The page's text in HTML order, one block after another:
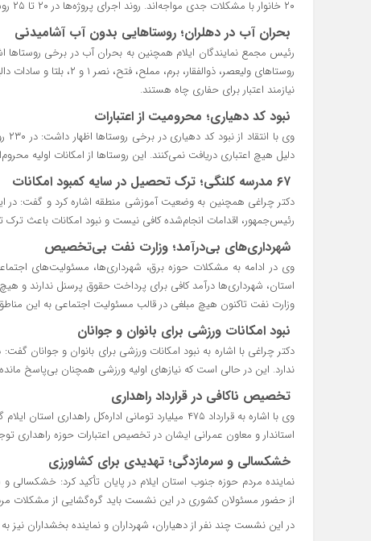
۲۰ خانوار با مشکلات جدی مواجه‌اند. روند اجرای پروژه‌ها در ۲۰ تا ۲۵ روستا کند است و سایر روستاها همچنان بلاتکلیف مانده‌اند.
بحران آب در دهلران؛ روستاهایی بدون آب آشامیدنی
رئیس مجمع نمایندگان ایلام همچنین به بحران آب در برخی روستاها
روستاهای ولیعصر،
نیازمند اعتبار برای حفاری چاه هستند.
نبود کد دهیاری؛ محرومیت از اعتبارات
دلیل هیچ اعتباری دریافت نمی‌کنند. این روستاها از امکانات اولیه
رئیس‌جمهور، اقدامات انجام‌شده کافی نیست و نبود امکانات باعث
شهرداری‌های بی‌درآمد؛ وزارت نفت بی‌تخصیص
وی در ادامه به مشکلات حوزه برق، شهرداری‌ها، مسئولیت‌های
استان، شهرداری‌ها درآمد کافی برای پرداخت حقوق پرسنل ندارند و
وزارت نفت تاکنون هیچ مبلغی در قالب مسئولیت اجتماعی به این
نبود امکانات ورزشی برای بانوان و جوانان
دکتر چراغی با اشاره به نبود امکانات ورزشی برای بانوان و جوانان
ندارد. این در حالی است که نیازهای اولیه ورزشی همچنان بی‌پاسخ
تخصیص ناکافی در قرارداد راهداری
استاندار و معاون عمرانی ایشان در تخصیص اعتبارات حوزه راهداری
خشکسالی و سرمازدگی؛ تهدیدی برای کشاورزی
نماینده مردم حوزه جنوب استان ایلام در پایان تأکید کرد:
از حضور مسئولان کشوری در این نشست باید گره‌گشایی از مشکلات
در این نشست چند نفر از دهیاران، شهرداران و نماینده بخشداران نیز